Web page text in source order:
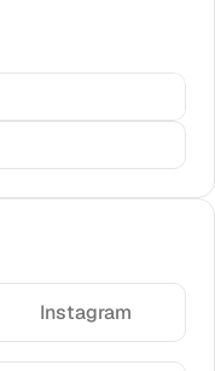
Instagram